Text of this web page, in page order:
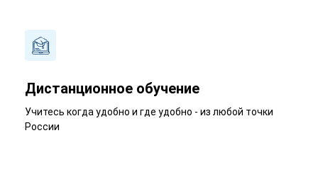
Дистанционное обучение
Учитесь когда удобно и где удобно - из любой точки
России